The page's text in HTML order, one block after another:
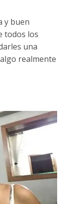
y buen
todos los
una
realmente